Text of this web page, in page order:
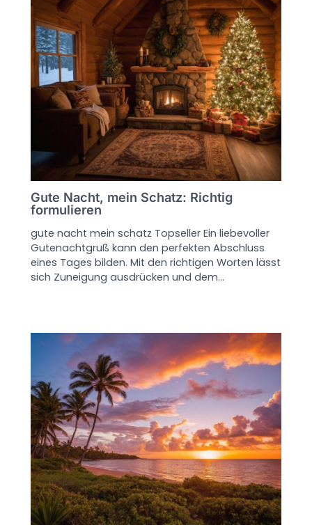
Gute Nacht, mein Schatz: Richtig
formulieren
gute nacht mein schatz Topseller Ein liebevoller
Gutenachtgruß kann den perfekten Abschluss
eines Tages bilden. Mit den richtigen Worten lässt
sich Zuneigung ausdrücken und dem…